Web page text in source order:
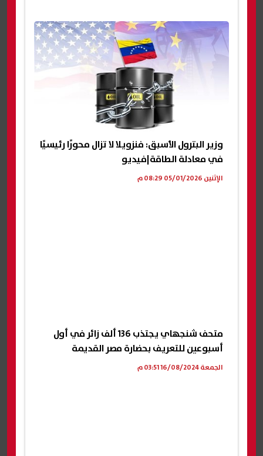
وزير البترول الأسبق: فنزويلا لا تزال محورًا رئيسيًا
في معادلة الطاقة|فيديو
الإثنين 05/01/2026 08:29 م
متحف شنجهاي يجتذب 136 ألف زائر في أول
أسبوعين للتعريف بحضارة مصر القديمة
الجمعة 16/08/2024 03:51 م